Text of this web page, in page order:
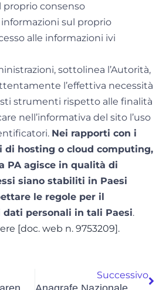
consenso
informazioni sul proprio
alle informazioni ivi
sottolinea l’Autorità,
l’effettiva necessità
strumenti rispetto alle finalità
nell’informativa del sito l’uso
Nei rapporti con i
di hosting o cloud computing,
PA agisce in qualità di
siano stabiliti in Paesi
le regole per il
personali in tali Paesi.
[doc. web n. 9753209].
Successivo